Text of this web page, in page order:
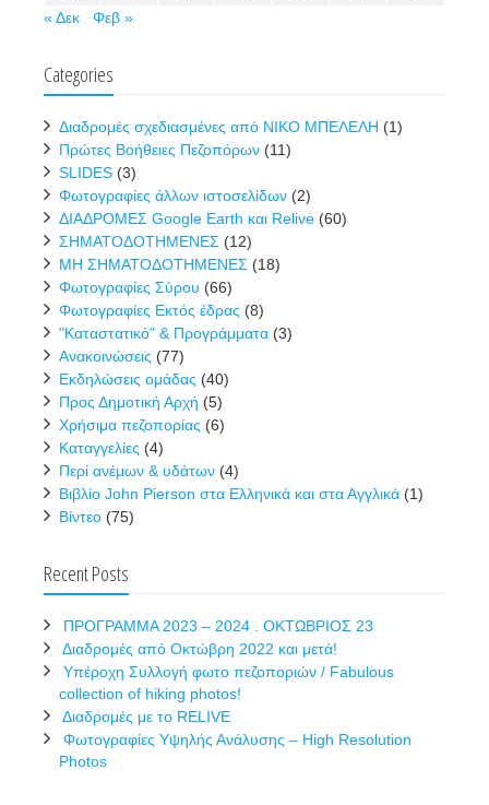
« Δεκ
Φεβ »
Categories
Διαδρομές σχεδιασμένες από ΝΙΚΟ ΜΠΕΛΕΛΗ (1)
Πρώτες Βοήθειες Πεζοπόρων (11)
SLIDES (3)
Φωτογραφίες άλλων ιστοσελίδων (2)
ΔΙΑΔΡΟΜΕΣ Google Earth και Relive (60)
ΣΗΜΑΤΟΔΟΤΗΜΕΝΕΣ (12)
ΜΗ ΣΗΜΑΤΟΔΟΤΗΜΕΝΕΣ (18)
Φωτογραφίες Σύρου (66)
Φωτογραφίες Εκτός έδρας (8)
"Καταστατικό" & Προγράμματα (3)
Ανακοινώσεις (77)
Εκδηλώσεις ομάδας (40)
Προς Δημοτική Αρχή (5)
Χρήσιμα πεζοπορίας (6)
Καταγγελίες (4)
Περί ανέμων & υδάτων (4)
Βιβλίο John Pierson στα Ελληνικά και στα Αγγλικά (1)
Βίντεο (75)
Recent Posts
ΠΡΟΓΡΑΜΜΑ 2023 – 2024 . ΟΚΤΩΒΡΙΟΣ 23
Διαδρομές από Οκτώβρη 2022 και μετά!
Υπέροχη Συλλογή φωτο πεζοποριών / Fabulous
collection of hiking photos!
Διαδρομές με το RELIVE
Φωτογραφίες Υψηλής Ανάλυσης – High Resolution
Photos